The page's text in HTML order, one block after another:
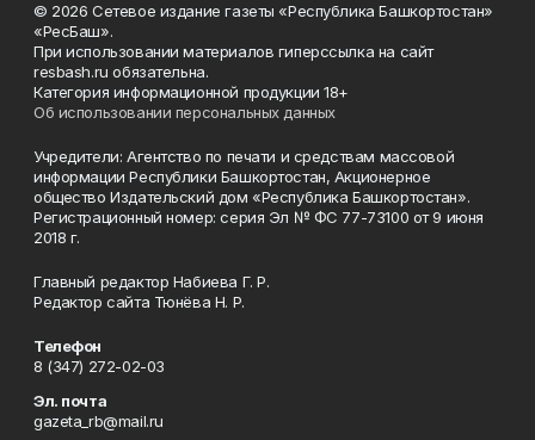
© 2026 Сетевое издание газеты «Республика Башкортостан»
«РесБаш».
При использовании материалов гиперссылка на сайт
resbash.ru обязательна.
Категория информационной продукции 18+
Об использовании персональных данных
Учредители: Агентство по печати и средствам массовой
информации Республики Башкортостан, Акционерное
общество Издательский дом «Республика Башкортостан».
Регистрационный номер: серия Эл № ФС 77-73100 от 9 июня
2018 г.
Главный редактор Набиева Г. Р.
Редактор сайта Тюнёва Н. Р.
Телефон
8 (347) 272-02-03
Эл. почта
gazeta_rb@mail.ru